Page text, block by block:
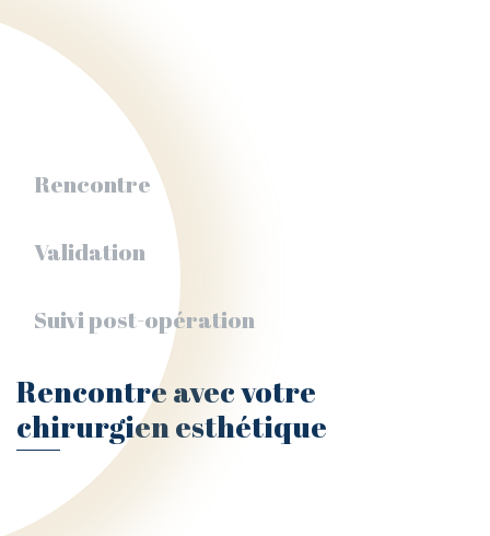
Rencontre
Validation
Suivi post-opération
Rencontre avec votre
chirurgien esthétique